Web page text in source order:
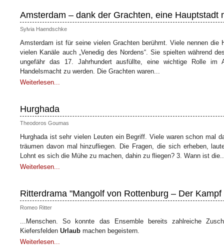
Amsterdam – dank der Grachten, eine Hauptstadt
Sylvia Haendschke
Amsterdam ist für seine vielen Grachten berühmt. Viele nennen die
vielen Kanäle auch „Venedig des Nordens“. Sie spielten während
ungefähr das 17. Jahrhundert ausfüllte, eine wichtige Rolle im
Handelsmacht zu werden. Die Grachten waren...
Weiterlesen...
Hurghada
Theodoros Goumas
Hurghada ist sehr vielen Leuten ein Begriff. Viele waren schon mal
träumen davon mal hinzufliegen. Die Fragen, die sich erheben,
Lohnt es sich die Mühe zu machen, dahin zu fliegen? 3. Wann ist
Weiterlesen...
Ritterdrama "Mangolf von Rottenburg – Der
Romeo Ritter
...Menschen. So konnte das Ensemble bereits zahlreiche
Kiefersfelden Urlaub machen begeistern.
Weiterlesen...